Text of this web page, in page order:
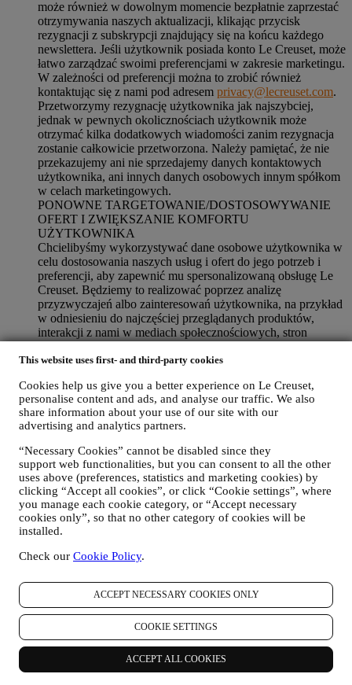
This website uses first- and third-party cookies
Cookies help us give you a better experience on Le Creuset,
personalise content and ads, and analyse our traffic. We also
share information about your use of our site with our
advertising and analytics partners.
“Necessary Cookies” cannot be disabled since they
support web functionalities, but you can consent to all the other
uses above (preferences, statistics and marketing cookies) by
clicking “Accept all cookies”, or click “Cookie settings”, where
you manage each cookie category, or “Accept necessary
cookies only”, so that no other category of cookies will be
installed.
Check our Cookie Policy.
ACCEPT NECESSARY COOKIES ONLY
COOKIE SETTINGS
ACCEPT ALL COOKIES
może również w dowolnym momencie bezpłatnie zaprzestać
otrzymywania naszych aktualizacji, klikając przycisk
rezygnacji z subskrypcji znajdujący się na końcu każdego
newslettera. Jeśli użytkownik posiada konto Le Creuset, może
łatwo zarządzać swoimi preferencjami w zakresie marketingu.
W zależności od preferencji można to zrobić również
kontaktując się z nami pod adresem privacy@lecreuset.com.
Przetworzymy rezygnację użytkownika jak najszybciej,
jednak w pewnych okolicznościach użytkownik może
otrzymać kilka dodatkowych wiadomości zanim rezygnacja
zostanie całkowicie przetworzona. Należy pamiętać, że nie
przekazujemy ani nie sprzedajemy danych kontaktowych
użytkownika, ani innych danych osobowych innym spółkom
w celach marketingowych.
PONOWNE TARGETOWANIE/DOSTOSOWYWANIE
OFERT I ZWIĘKSZANIE KOMFORTU
UŻYTKOWNIKA
Chcielibyśmy wykorzystywać dane osobowe użytkownika w
celu dostosowania naszych usług i ofert do jego potrzeb i
preferencji, aby zapewnić mu spersonalizowaną obsługę Le
Creuset. Będziemy to realizować poprzez analizę
przyzwyczajeń albo zainteresowań użytkownika, na przykład
w odniesieniu do najczęściej przeglądanych produktów,
interakcji z nami w mediach społecznościowych, stron
treści naszych ofert. Używamy do tego głównie plików
Śledzącego), również w połączeniu z Twoimi danymi i
preferencjami zebranymi po zapisaniu się na naszą
spersonalizowaną komunikację marketingową. Będziemy
wykorzystywać te informacje do zarządzania naszymi
reklamami na innych stronach, udzielania dostępu do
określonych treści, dostosowywania treści albo ofert
dostępnych dla użytkownika w Witrynie internetowej albo,
jeżeli użytkownik wyrazi zgodę, do otrzymywania naszej
komunikacji marketingowej i przesyłania mu odpowiednich
wiadomości, które mogą mu się spodobać. Nie przewiduje się
żadnych innych skutków. Korzystanie z plików cookie
tego rodzaju dane były wykorzystywane w celu
na zainteresowaniach, można ograniczyć korzystanie z
danych na temat aktywności internetowej użytkownika
poprzez zmianę ustawień plików cookie (jednak należy
pamiętać, że niektóre pliki cookie są niezbędne do korzystania
z Witryny internetowej). Należy mieć na uwadze, że nie
powoduje to rezygnacji z otrzymywania reklam, ofert ani
wiadomości. Użytkownik nadal będzie otrzymywał ogólne